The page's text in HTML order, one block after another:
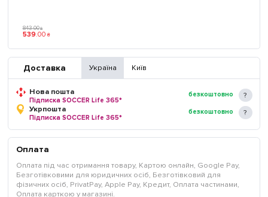
843.00 ₴
539.00 ₴
Доставка Україна Київ
Нова пошта
Підписка SOCCER Life 365*
безкоштовно
Укрпошта
Підписка SOCCER Life 365*
безкоштовно
Оплата
Оплата під час отримання товару, Картою онлайн, Google Pay,
Безготівковими для юридичних осіб, Безготівковий для
фізичних осіб, PrivatPay, Apple Pay, Кредит, Оплата частинами,
Оплата карткою у магазині.